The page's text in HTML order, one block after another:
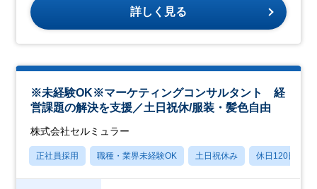
詳しく見る
※未経験OK※マーケティングコンサルタント 経
営課題の解決を支援／土日祝休/服装・髪色自由
株式会社セルミュラー
正社員採用 職種・業界未経験OK 土日祝休み 休日120日以上